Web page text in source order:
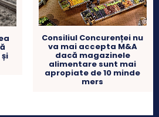
Consiliul Concurenței nu
va mai accepta M&A
dacă magazinele
alimentare sunt mai
apropiate de 10 minde
mers